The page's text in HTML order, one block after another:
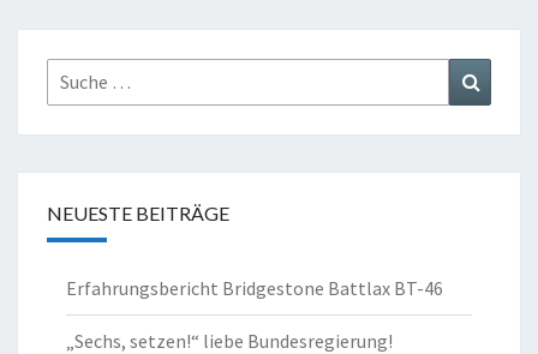
Suche
nach:
NEUESTE BEITRÄGE
Erfahrungsbericht Bridgestone Battlax BT-46
„Sechs, setzen!“ liebe Bundesregierung!